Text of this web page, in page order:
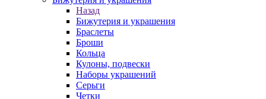
Назад
Бижутерия и украшения
Браслеты
Броши
Кольца
Кулоны, подвески
Наборы украшений
Серьги
Четки